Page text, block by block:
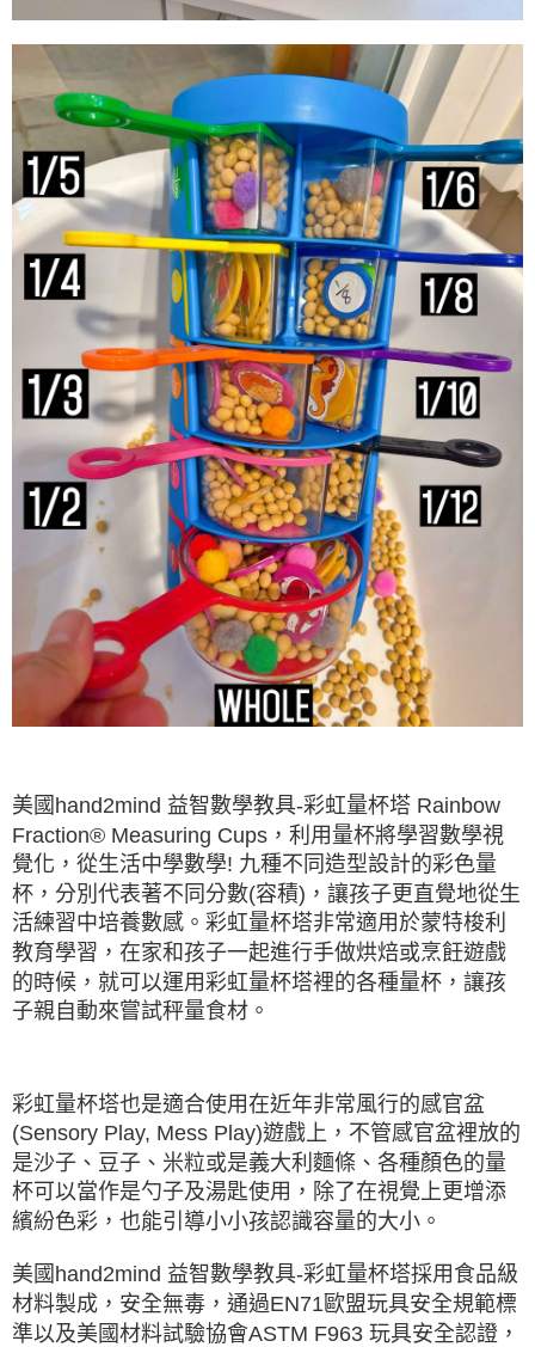
美國hand2mind 益智數學教具-彩虹量杯塔 Rainbow
Fraction® Measuring Cups，利用量杯將學習數學視
覺化，從生活中學數學! 九種不同造型設計的彩色量
杯，分別代表著不同分數(容積)，讓孩子更直覺地從生
活練習中培養數感。彩虹量杯塔非常適用於蒙特梭利
教育學習，在家和孩子一起進行手做烘焙或烹飪遊戲
的時候，就可以運用彩虹量杯塔裡的各種量杯，讓孩
子親自動來嘗試秤量食材。
彩虹量杯塔也是適合使用在近年非常風行的感官盆
(Sensory Play, Mess Play)遊戲上，不管感官盆裡放的
是沙子、豆子、米粒或是義大利麵條、各種顏色的量
杯可以當作是勺子及湯匙使用，除了在視覺上更增添
繽紛色彩，也能引導小小孩認識容量的大小。
美國hand2mind 益智數學教具-彩虹量杯塔採用食品級
材料製成，安全無毒，通過EN71歐盟玩具安全規範標
準以及美國材料試驗協會ASTM F963 玩具安全認證，